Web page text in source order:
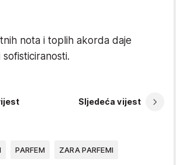
nota i toplih akorda daje
sofisticiranosti.
Sljedeća vijest
PARFEM ZARA PARFEMI